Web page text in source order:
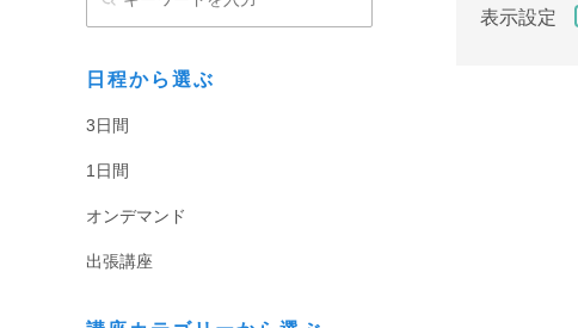
日程から選ぶ
3日間
1日間
オンデマンド
出張講座
表示設定